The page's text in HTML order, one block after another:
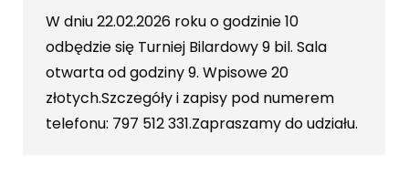
W dniu 22.02.2026 roku o godzinie 10
odbędzie się Turniej Bilardowy 9 bil. Sala
otwarta od godziny 9. Wpisowe 20
złotych.Szczegóły i zapisy pod numerem
telefonu: 797 512 331.Zapraszamy do udziału.